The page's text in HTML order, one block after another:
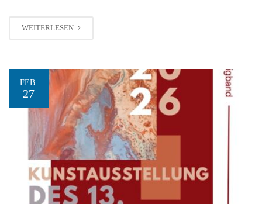
WEITERLESEN
FEB.
27